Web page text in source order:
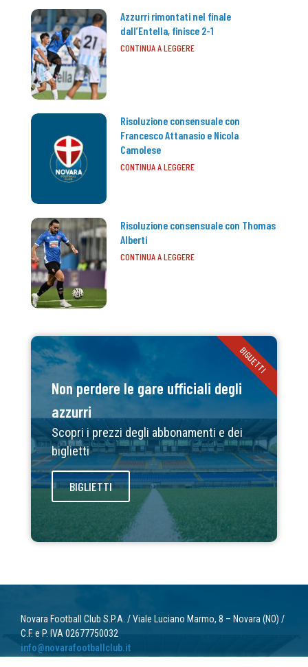
Azzurri rimontati nel finale
dall’Entella, finisce 2-1
CONTINUA A LEGGERE
Risoluzione consensuale con
Francesco Attanasio e Nicola
Camolese
CONTINUA A LEGGERE
Risoluzione consensuale con Thomas
Alberti
CONTINUA A LEGGERE
Non perdere le gare ufficiali degli
azzurri
Scopri i prezzi degli abbonamenti e dei
biglietti
BIGLIETTI
BIGLIETTI
Novara Football Club S.P.A. / Viale Luciano Marmo, 8 – Novara (NO) /
C.F. e P. IVA 02677750032
info@novarafootballclub.it